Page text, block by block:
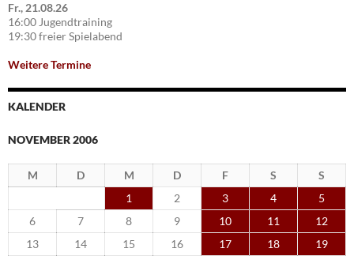
Fr., 21.08.26
16:00 Jugendtraining
19:30 freier Spielabend
Weitere Termine
KALENDER
NOVEMBER 2006
M D M D F S
S
1
2 3 4
5
6
7 8 9 10 11
12
13
14 15 16 17 18
19